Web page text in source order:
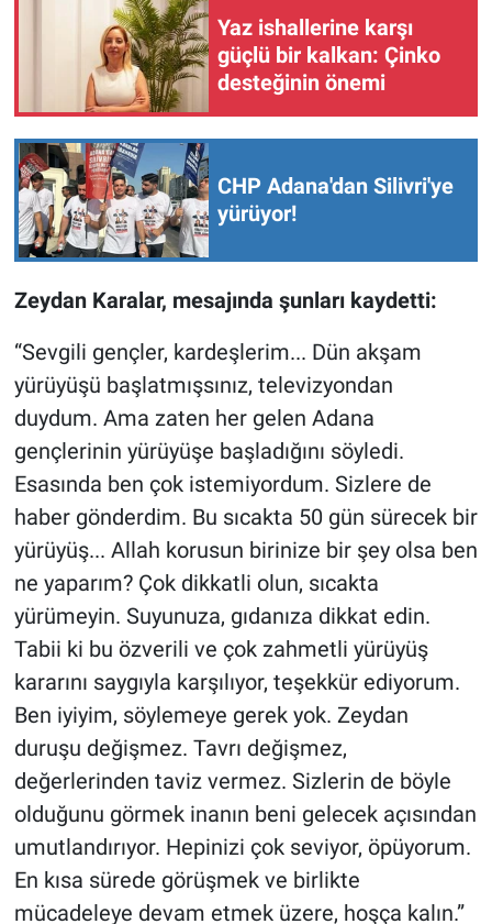
Yaz ishallerine karşı
güçlü bir kalkan: Çinko
desteğinin önemi
CHP Adana'dan Silivri'ye
yürüyor!
Zeydan Karalar, mesajında şunları kaydetti:
“Sevgili gençler, kardeşlerim... Dün akşam
yürüyüşü başlatmışsınız, televizyondan
duydum. Ama zaten her gelen Adana
gençlerinin yürüyüşe başladığını söyledi.
Esasında ben çok istemiyordum. Sizlere de
haber gönderdim. Bu sıcakta 50 gün sürecek bir
yürüyüş... Allah korusun birinize bir şey olsa ben
ne yaparım? Çok dikkatli olun, sıcakta
yürümeyin. Suyunuza, gıdanıza dikkat edin.
Tabii ki bu özverili ve çok zahmetli yürüyüş
kararını saygıyla karşılıyor, teşekkür ediyorum.
Ben iyiyim, söylemeye gerek yok. Zeydan
duruşu değişmez. Tavrı değişmez,
değerlerinden taviz vermez. Sizlerin de böyle
olduğunu görmek inanın beni gelecek açısından
umutlandırıyor. Hepinizi çok seviyor, öpüyorum.
En kısa sürede görüşmek ve birlikte
mücadeleye devam etmek üzere, hoşça kalın.”
Kültür Sanat
Ne demişti
Nedir
Popüler
Programlar
Sağlık
Spor
Teknoloji
Türkiye'nin Geleceği
Türkiye'nin Gündemi
Yerel Gündem
Yerel Yaşam
Canlı Yayın